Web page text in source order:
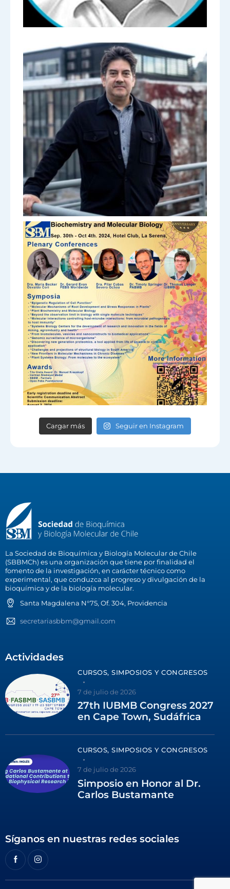
Cargar más Seguir en Instagram
La Sociedad de Bioquímica y Biología Molecular de Chile
(SBBMCh) es una organización que tiene por finalidad el
fomento de la investigación, en carácter técnico como
experimental, que conduzca al progreso y divulgación de la
bioquímica y de la biología molecular.
Santa Magdalena N°75, Of. 304, Providencia
secretariasbbm@gmail.com
Actividades
CURSOS, SIMPOSIOS Y CONGRESOS
7 de julio de 2026
27th IUBMB Congress 2027
en Cape Town, Sudáfrica
CURSOS, SIMPOSIOS Y CONGRESOS
7 de julio de 2026
Simposio en Honor al Dr.
Carlos Bustamante
Síganos en nuestras redes sociales